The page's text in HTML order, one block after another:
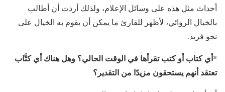
أحداث مثل هذه على وسائل الإعلام، ولذلك أردت أن أطالب
بالخيال الروائي، لأظهر للقارئ ما يمكن أن يقوم به الخيال على
نحو فريد.
*أي كتاب أو كتب تقرأها في الوقت الحالي؟ وهل هناك أي كتَّاب
تعتقد أنهم يستحقون مزيدًا من التقدير؟